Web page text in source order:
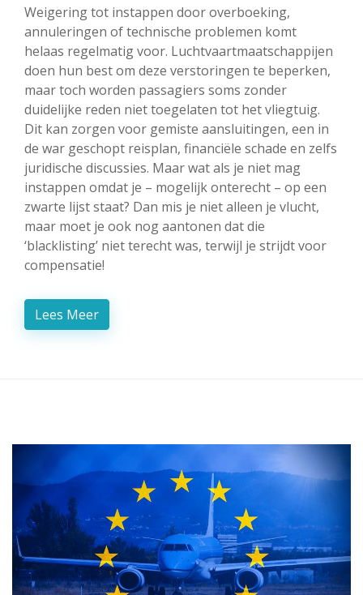
Weigering tot instappen door overboeking,
annuleringen of technische problemen komt
helaas regelmatig voor. Luchtvaartmaatschappijen
doen hun best om deze verstoringen te beperken,
maar toch worden passagiers soms zonder
duidelijke reden niet toegelaten tot het vliegtuig.
Dit kan zorgen voor gemiste aansluitingen, een in
de war geschopt reisplan, financiële schade en zelfs
juridische discussies. Maar wat als je niet mag
instappen omdat je – mogelijk onterecht – op een
zwarte lijst staat? Dan mis je niet alleen je vlucht,
maar moet je ook nog aantonen dat die
‘blacklisting’ niet terecht was, terwijl je strijdt voor
compensatie!
Lees Meer